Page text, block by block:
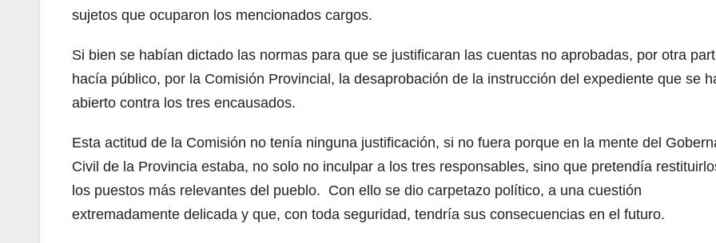
sujetos que ocuparon los mencionados cargos.
Si bien se habían dictado las normas para que se justificaran las cuentas no aprobadas, por otra
hacía público, por la Comisión Provincial, la desaprobación de la instrucción del expediente que se
abierto contra los tres encausados.
Esta actitud de la Comisión no tenía ninguna justificación, si no fuera porque en la mente del
Civil de la Provincia estaba, no solo no inculpar a los tres responsables, sino que pretendía
los puestos más relevantes del pueblo. Con ello se dio carpetazo político, a una cuestión
extremadamente delicada y que, con toda seguridad, tendría sus consecuencias en el futuro.